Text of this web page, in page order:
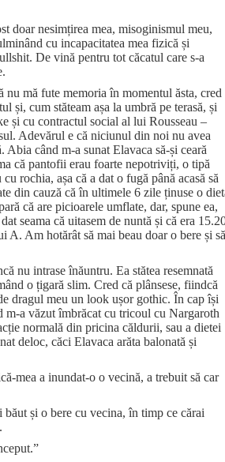
doar nesimțirea mea, misoginismul meu,
cu incapacitatea mea fizică și
De vină pentru tot căcatul care s-a
mă fute memoria în momentul ăsta, cred
și, cum stăteam așa la umbră pe terasă, și
și cu contractul social al lui Rousseau –
Adevărul e că niciunul din noi nu avea
Abia când m-a sunat Elavaca să-și ceară
că pantofii erau foarte nepotriviți, o tipă
rochia, așa că a dat o fugă până acasă să
din cauză că în ultimele 6 zile ținuse o
că are picioarele umflate, dar, spune ea,
seama că uitasem de nuntă și că era
A. Am hotărât să mai beau doar o bere și să
nu intrase înăuntru. Ea stătea resemnată
o țigară slim. Cred că plânsese, fiindcă
dragul meu un look ușor gothic. În cap își
m-a văzut îmbrăcat cu tricoul cu Nargaroth
normală din pricina căldurii, sau a dietei
deloc, căci Elavaca arăta balonată și
mea a inundat-o o vecină, a trebuit să car
și o bere cu vecina, în timp ce cărai